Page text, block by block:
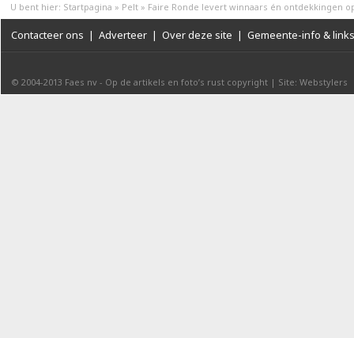
U bent hier: Startpagina » Pelt » Faire Ronde levert winnaars én ontdekkingen
Contacteer ons | Adverteer | Over deze site | Gemeente-info & links
© 2004-2013 Faes nv - Op de artikels en foto’s rust copyright | Site: Webstylers